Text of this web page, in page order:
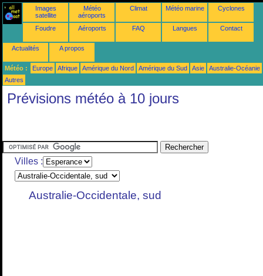
Images
satellite
Météo
aéroports
Climat Météo marine Cyclones
Foudre Aéroports FAQ Langues Contact
Actualités A propos
Météo : Europe Afrique Amérique du Nord Amérique du Sud Asie
Australie-Océanie
Autres
Prévisions météo à 10 jours
Villes :
Australie-Occidentale, sud